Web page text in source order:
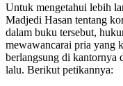
Untuk mengetahui lebih
Madjedi Hasan tentang
dalam buku tersebut,
mewawancarai pria yang
berlangsung di kantornya
lalu. Berikut petikannya: